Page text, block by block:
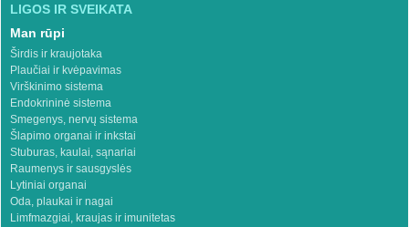
LIGOS IR SVEIKATA
Man rūpi
Širdis ir kraujotaka
Plaučiai ir kvėpavimas
Virškinimo sistema
Endokrininė sistema
Smegenys, nervų sistema
Šlapimo organai ir inkstai
Stuburas, kaulai, sąnariai
Raumenys ir sausgyslės
Lytiniai organai
Oda, plaukai ir nagai
Limfmazgiai, kraujas ir imunitetas